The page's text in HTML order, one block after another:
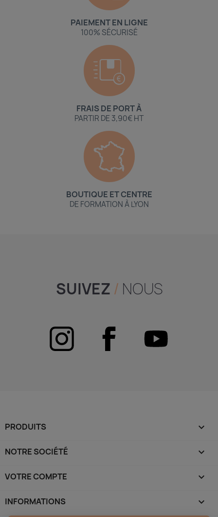
PAIEMENT EN LIGNE
100% SÉCURISÉ
FRAIS DE PORT À
PARTIR DE 3,90€ HT
BOUTIQUE ET CENTRE
DE FORMATION À LYON
SUIVEZ / NOUS
PRODUITS 
NOTRE SOCIÉTÉ 
VOTRE COMPTE 
INFORMATIONS keyboard_arrow_down